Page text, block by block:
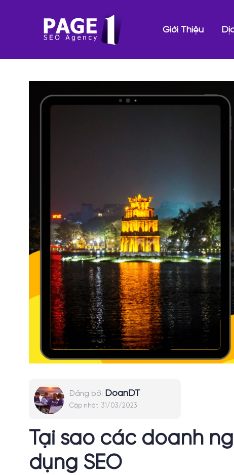
Giới Thiệu
Đăng bởi DoanDT
Cập nhật: 31/03/2023
Tại sao các doanh
dụng SEO